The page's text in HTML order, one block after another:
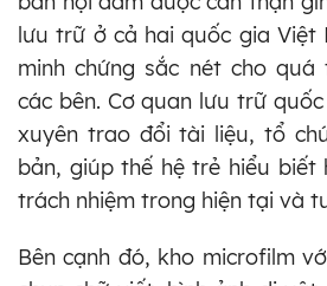
lưu trữ ở cả hai quốc gia Việt
minh chứng sắc nét cho
các bên. Cơ quan lưu trữ
xuyên trao đổi tài liệu, tổ
bản, giúp thế hệ trẻ hiểu biết
trách nhiệm trong hiện tại và
Bên cạnh đó, kho microfilm